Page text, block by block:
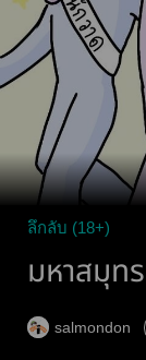
ลึกลับ (18+)
มหาสมุท
salmondon